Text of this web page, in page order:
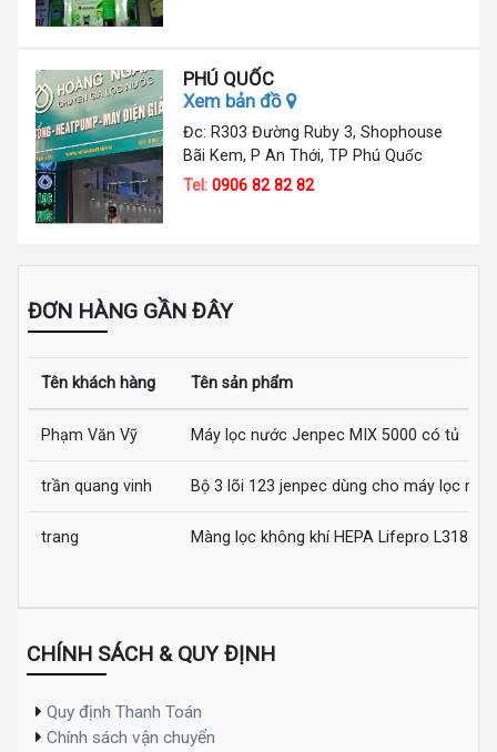
PHÚ QUỐC
Xem bản đồ
Đc: R303 Đường Ruby 3, Shophouse
Bãi Kem, P An Thới, TP Phú Quốc
Tel:0906 82 82 82
ĐƠN HÀNG GẦN ĐÂY
Tên khách hàng Tên sản phẩm
Phạm Văn Vỹ Máy lọc nước Jenpec MIX 5000 có tủ
trần quang vinh Bộ 3 lõi 123 jenpec dùng cho máy lọc
trang Màng lọc không khí HEPA Lifepro L318-AZ
CHÍNH SÁCH & QUY ĐỊNH
Quy định Thanh Toán
Chính sách vận chuyển